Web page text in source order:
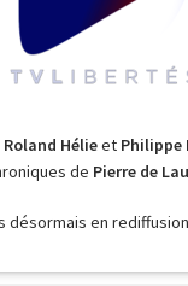
Roland Hélieet Philippe
de Pierre de
désormais en